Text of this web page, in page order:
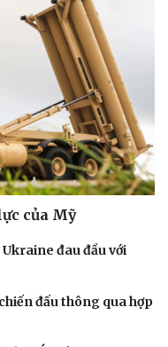
của Mỹ
đau đầu với
đấu thông qua hợp